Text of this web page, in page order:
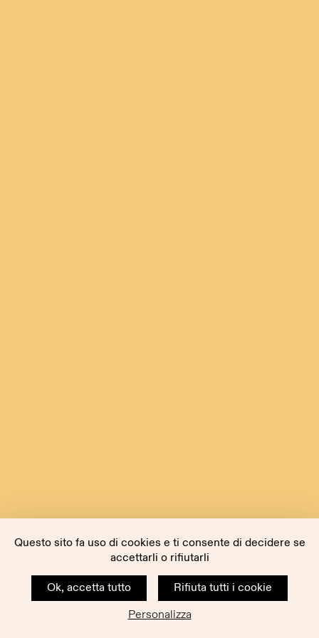
Questo sito fa uso di cookies e ti consente di decidere se
accettarli o rifiutarli
Ok, accetta tutto
Rifiuta tutti i cookie
Personalizza